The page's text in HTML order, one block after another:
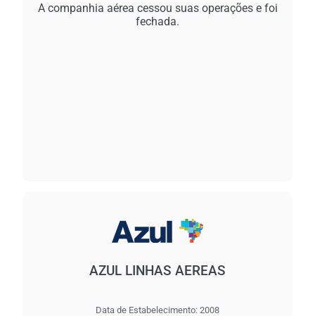
A companhia aérea cessou suas operações e foi
fechada.
AZUL LINHAS AEREAS
Data de Estabelecimento: 2008